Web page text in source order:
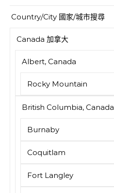
Country/City 國家/城市搜尋
Canada 加拿大
Albert, Canada
Rocky Mountain
British Columbia, Canada
Burnaby
Coquitlam
Fort Langley